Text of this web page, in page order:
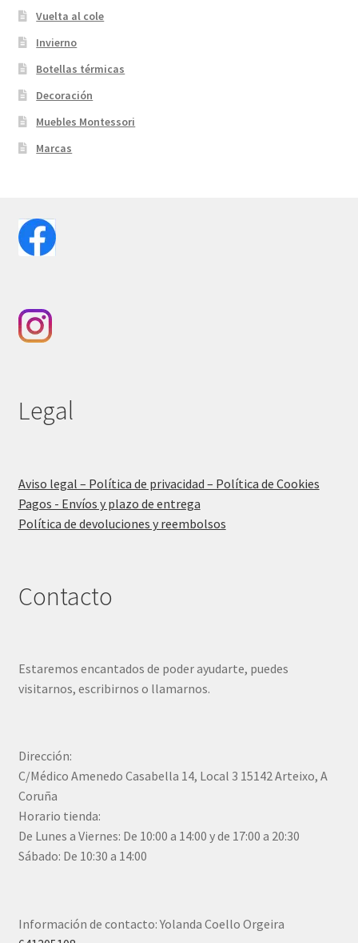
Vuelta al cole
Invierno
Botellas térmicas
Decoración
Muebles Montessori
Marcas
Legal
Aviso legal – Política de privacidad – Política de Cookies
Pagos - Envíos y plazo de entrega
Política de devoluciones y reembolsos
Contacto
Estaremos encantados de poder ayudarte, puedes
visitarnos, escribirnos o llamarnos.
Dirección:
C/Médico Amenedo Casabella 14, Local 3 15142 Arteixo, A
Coruña
Horario tienda:
De Lunes a Viernes: De 10:00 a 14:00 y de 17:00 a 20:30
Sábado: De 10:30 a 14:00
Información de contacto: Yolanda Coello Orgeira